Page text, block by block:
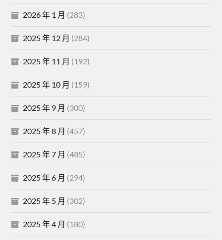
2026 年 1 月 (283)
2025 年 12 月 (284)
2025 年 11 月 (192)
2025 年 10 月 (159)
2025 年 9 月 (300)
2025 年 8 月 (457)
2025 年 7 月 (485)
2025 年 6 月 (294)
2025 年 5 月 (302)
2025 年 4 月 (180)